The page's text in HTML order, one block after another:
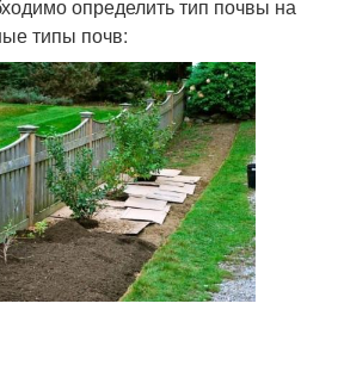
определить тип почвы на
типы почв: